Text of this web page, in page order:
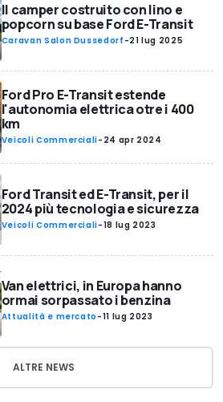
Il camper costruito con lino e
popcorn su base Ford E-Transit
Caravan Salon Dussedorf -21 lug 2025
Ford Pro E-Transit estende
l'autonomia elettrica otre i 400
km
Veicoli Commerciali- 24 apr 2024
Ford Transit ed E-Transit, per il
2024 più tecnologia e sicurezza
Veicoli Commerciali-18 lug 2023
Van elettrici, in Europa hanno
ormai sorpassato i benzina
Attualità e mercato -11 lug 2023
ALTRE NEWS